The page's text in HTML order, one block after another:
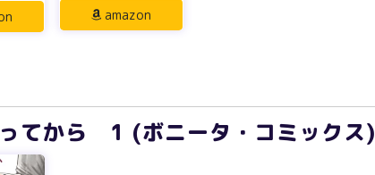
amazon
てから 1 (ボニータ・コミックス)